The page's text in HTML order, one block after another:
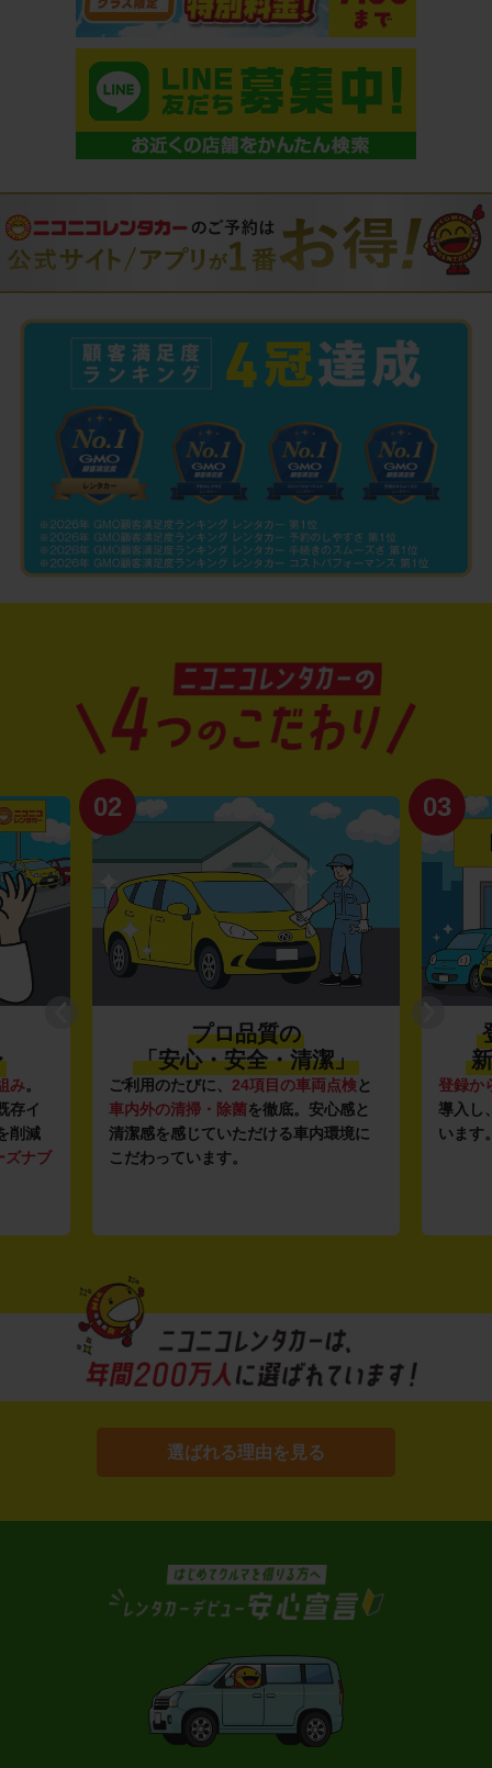
み。
存イ
削減
ズナブ
02
プロ品質の
「安心・安全・清潔」
ご利用のたびに、 24項目の車両点検と
車内外の清掃・除菌を徹底。安心感と
清潔感を感じていただける車内環境に
こだわっています。
03
登録か
導入し
います
選ばれる理由を見る